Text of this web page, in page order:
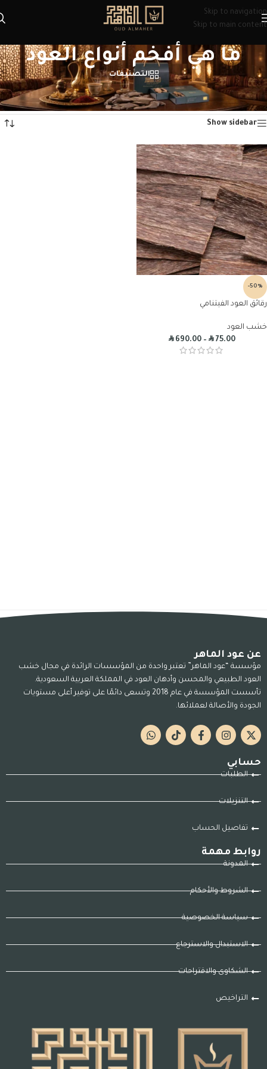
Skip to navigation
Skip to main content
ما هي أفخم أنواع العود
التصنيفات
الرئيسية/منتجات تحت الوسم “ما هي أفخم أنواع العود”
عرض النتيجة الوحيدة
Show sidebar
-50%
رقائق العود الفيتنامي
خشب العود
R75.00
–
R690.00
عن عود الماهر
مؤسسة “عود الماهر” تعتبر واحدة من المؤسسات الرائدة في مجال خشب
العود الطبيعي والمحسن وأدهان العود في المملكة العربية السعودية.
تأسست المؤسسة في عام 2018 وتسعى دائمًا على توفير أعلى مستويات
الجودة والأصالة لعملائها.
حسابي
الطلبات
التنزيلات
تفاصيل الحساب
روابط مهمة
المدونة
الشروط والأحكام
سياسة الخصوصية
الاستبدال والاسترجاع
الشكاوى والاقتراحات
التراخيص